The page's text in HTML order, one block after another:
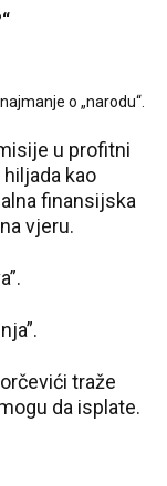
o „narodu“.
u profitni
kao
finansijska
vjeru.
traže
da isplate.